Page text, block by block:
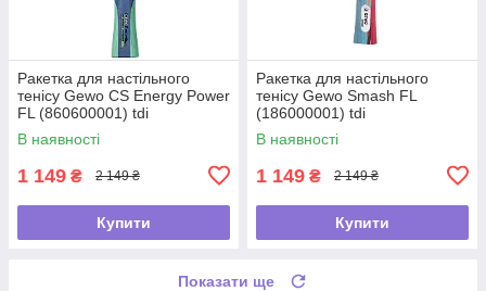
Ракетка для настільного
тенісу Gewo CS Energy Power
FL (860600001) tdi
В наявності
1 149 ₴ 2 149 ₴
Купити
Ракетка для настільного
тенісу Gewo Smash FL
(186000001) tdi
В наявності
1 149 ₴ 2 149 ₴
Купити
Показати ще